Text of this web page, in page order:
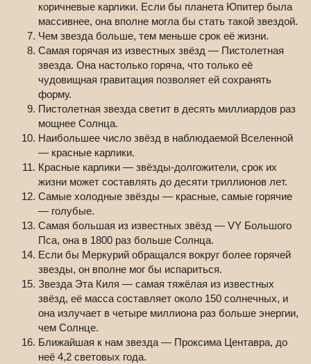
коричневые карлики. Если бы планета Юпитер была
массивнее, она вполне могла бы стать такой звездой.
Чем звезда больше, тем меньше срок её жизни.
Самая горячая из известных звёзд — Пистолетная
звезда. Она настолько горяча, что только её
чудовищная гравитация позволяет ей сохранять
форму.
Пистолетная звезда светит в десять миллиардов раз
мощнее Солнца.
Наибольшее число звёзд в наблюдаемой Вселенной
— красные карлики.
Красные карлики — звёзды-долгожители, срок их
жизни может составлять до десяти триллионов лет.
Самые холодные звёзды — красные, самые горячие
— голубые.
Самая большая из известных звёзд — VY Большого
Пса, она в 1800 раз больше Солнца.
Если бы Меркурий обращался вокруг более горячей
звезды, он вполне мог бы испариться.
Звезда Эта Киля — самая тяжёлая из известных
звёзд, её масса составляет около 150 солнечных, и
она излучает в четыре миллиона раз больше энергии,
чем Солнце.
Ближайшая к нам звезда — Проксима Центавра, до
неё 4,2 световых года.